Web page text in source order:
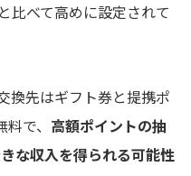
比べて高めに設定されて
換先はギフト券と提携ポ
で、 高額ポイントの抽
な収入を得られる可能性